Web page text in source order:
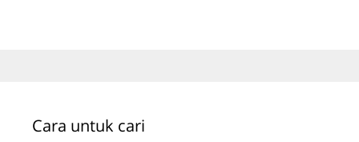
Cara untuk cari